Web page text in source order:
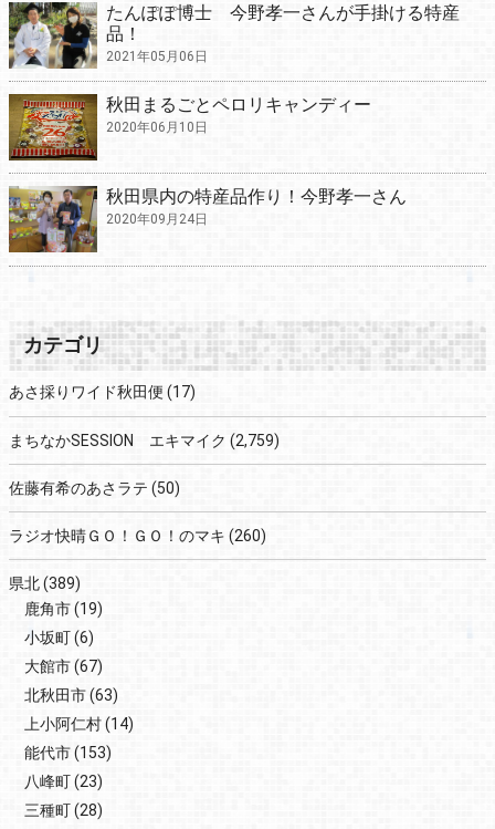
たんぽぽ博士 今野孝一さんが手掛ける特産
品！
2021年05月06日
秋田まるごとペロリキャンディー
2020年06月10日
秋田県内の特産品作り！今野孝一さん
2020年09月24日
カテゴリ
あさ採りワイド秋田便 (17)
まちなかSESSION エキマイク (2,759)
佐藤有希のあさラテ (50)
ラジオ快晴ＧＯ！ＧＯ！のマキ (260)
県北(389)
鹿角市(19)
小坂町(6)
大館市(67)
北秋田市(63)
上小阿仁村(14)
能代市(153)
八峰町(23)
三種町(28)